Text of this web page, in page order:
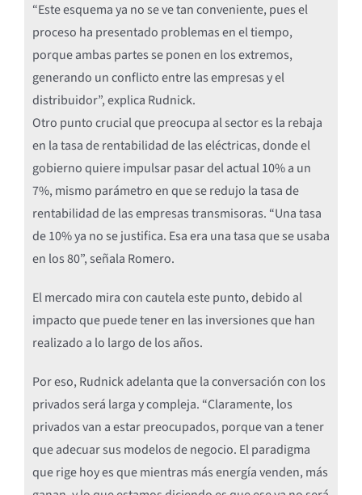
“Este esquema ya no se ve tan conveniente, pues el
proceso ha presentado problemas en el tiempo,
porque ambas partes se ponen en los extremos,
generando un conflicto entre las empresas y el
distribuidor”, explica Rudnick.
Otro punto crucial que preocupa al sector es la rebaja
en la tasa de rentabilidad de las eléctricas, donde el
gobierno quiere impulsar pasar del actual 10% a un
7%, mismo parámetro en que se redujo la tasa de
rentabilidad de las empresas transmisoras. “Una tasa
de 10% ya no se justifica. Esa era una tasa que se usaba
en los 80”, señala Romero.
El mercado mira con cautela este punto, debido al
impacto que puede tener en las inversiones que han
realizado a lo largo de los años.
Por eso, Rudnick adelanta que la conversación con los
privados será larga y compleja. “Claramente, los
privados van a estar preocupados, porque van a tener
que adecuar sus modelos de negocio. El paradigma
que rige hoy es que mientras más energía venden, más